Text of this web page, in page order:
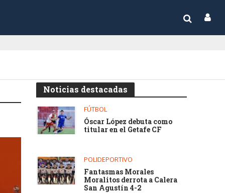
Noticias destacadas
FÚTBOL
Óscar López debuta como
titular en el Getafe CF
POLIDEPORTIVO
Fantasmas Morales
Moralitos derrota a Calera
San Agustín 4-2